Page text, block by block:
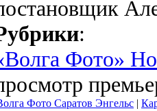
:
Фото»
Фото Саратов Энгельс |